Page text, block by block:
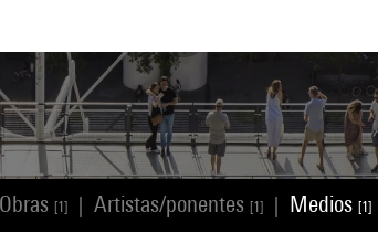
Obras [1] Artistas/ponentes [1] Medios [1]